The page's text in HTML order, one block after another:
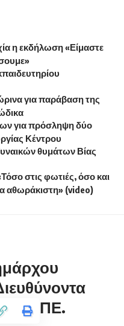
η εκδήλωση «Είμαστε
για παράβαση της
για πρόσληψη δύο
Κέντρου
θυμάτων Βίας
στις φωτιές, όσο και
αθωράκιστη» (video)
ΒΙ.ΠΕ.